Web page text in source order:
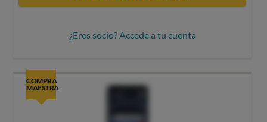
¿Eres socio? Accede a tu cuenta
COMPRA
MAESTRA